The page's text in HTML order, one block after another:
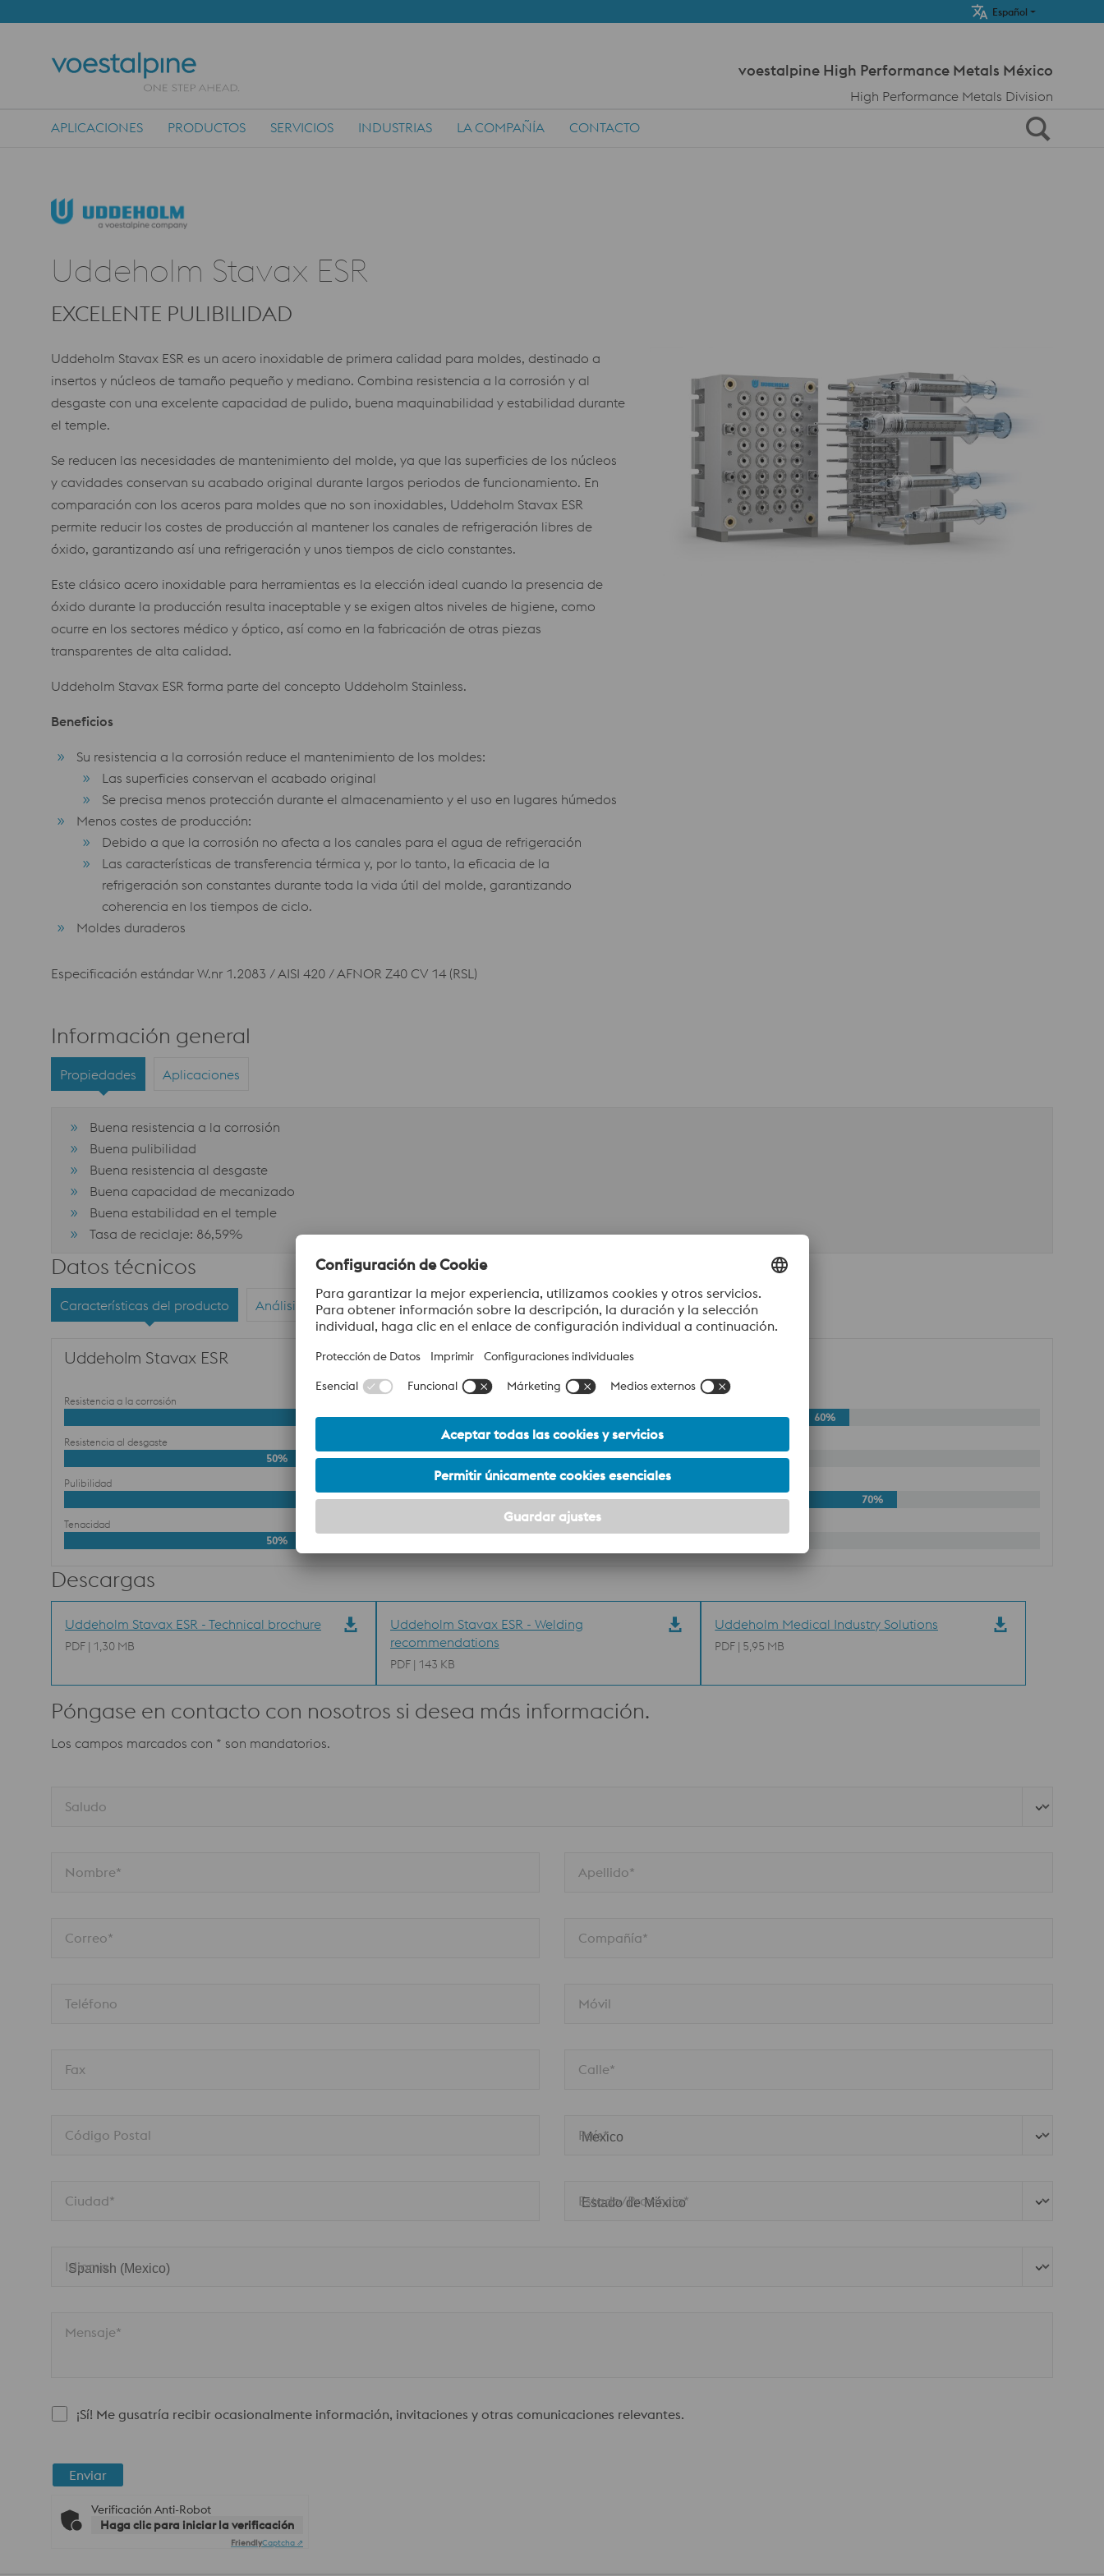
Español
voestalpine High Performance Metals México
High Performance Metals Division
APLICACIONES PRODUCTOS SERVICIOS INDUSTRIAS LA COMPAÑÍA CONTACTO
Uddeholm Stavax ESR
EXCELENTE PULIBILIDAD
Uddeholm Stavax ESR es un acero inoxidable de primera calidad para moldes, destinado a
insertos y núcleos de tamaño pequeño y mediano. Combina resistencia a la corrosión y al
desgaste con una excelente capacidad de pulido, buena maquinabilidad y estabilidad durante
el temple.
Se reducen las necesidades de mantenimiento del molde, ya que las superficies de los núcleos
y cavidades conservan su acabado original durante largos periodos de funcionamiento. En
comparación con los aceros para moldes que no son inoxidables, Uddeholm Stavax ESR
permite reducir los costes de producción al mantener los canales de refrigeración libres de
óxido, garantizando así una refrigeración y unos tiempos de ciclo constantes.
Este clásico acero inoxidable para herramientas es la elección ideal cuando la presencia de
óxido durante la producción resulta inaceptable y se exigen altos niveles de higiene, como
ocurre en los sectores médico y óptico, así como en la fabricación de otras piezas
transparentes de alta calidad.
Uddeholm Stavax ESR forma parte del concepto Uddeholm Stainless.
Beneficios
Su resistencia a la corrosión reduce el mantenimiento de los moldes:
Las superficies conservan el acabado original
Se precisa menos protección durante el almacenamiento y el uso en lugares húmedos
Menos costes de producción:
Debido a que la corrosión no afecta a los canales para el agua de refrigeración
Las características de transferencia térmica y, por lo tanto, la eficacia de la
refrigeración son constantes durante toda la vida útil del molde, garantizando
coherencia en los tiempos de ciclo.
Moldes duraderos
Especificación estándar W.nr 1.2083 / AISI 420 / AFNOR Z40 CV 14 (RSL)
Información general
Propiedades Aplicaciones
Buena resistencia a la corrosión
Buena pulibilidad
Buena resistencia al desgaste
Buena capacidad de mecanizado
Buena estabilidad en el temple
Tasa de reciclaje: 86,59%
Datos técnicos
Características del producto Análisis químico
Uddeholm Stavax ESR
Resistencia a la corrosión
70%
Resistencia al desgaste
50%
Pulibilidad
90%
Tenacidad
50%
Acero de referencia AISI D2
60%
Resistencia al desgaste
50%
Pulido
70%
Tenacidad
Descargas
Uddeholm Stavax ESR - Technical brochure
PDF | 1,30 MB
Uddeholm Stavax ESR - Welding
recommendations
PDF | 143 KB
Uddeholm Medical Industry Solutions
PDF | 5,95 MB
Póngase en contacto con nosotros si desea más información.
Los campos marcados con * son mandatorios.
Saludo
Nombre* Apellido*
Correo* Compañía*
Teléfono Móvil
Fax Calle*
Código Postal País*
Ciudad* Estado/Provincia*
Idioma
Mensaje*
¡Sí! Me gusatría recibir ocasionalmente información, invitaciones y otras comunicaciones relevantes.
Enviar
Verificación Anti-Robot
Haga clic para iniciar la verificación
FriendlyCaptcha ⇗